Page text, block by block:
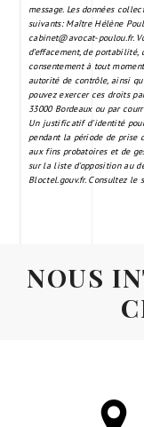
Mérignac
Talence